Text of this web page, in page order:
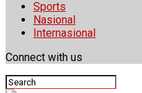
Sports
Nasional
Internasional
Connect with us